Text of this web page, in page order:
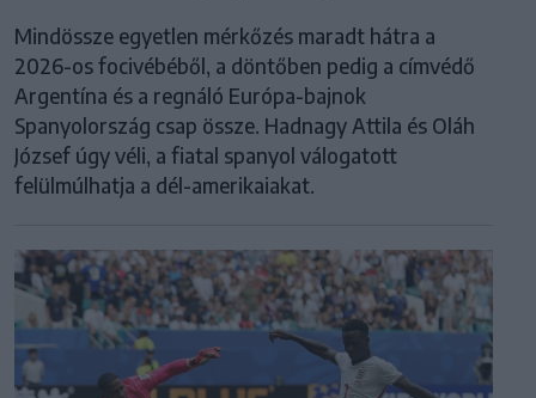
Mindössze egyetlen mérkőzés maradt hátra a
2026-os focivébéből, a döntőben pedig a címvédő
Argentína és a regnáló Európa-bajnok
Spanyolország csap össze. Hadnagy Attila és Oláh
József úgy véli, a fiatal spanyol válogatott
felülmúlhatja a dél-amerikaiakat.